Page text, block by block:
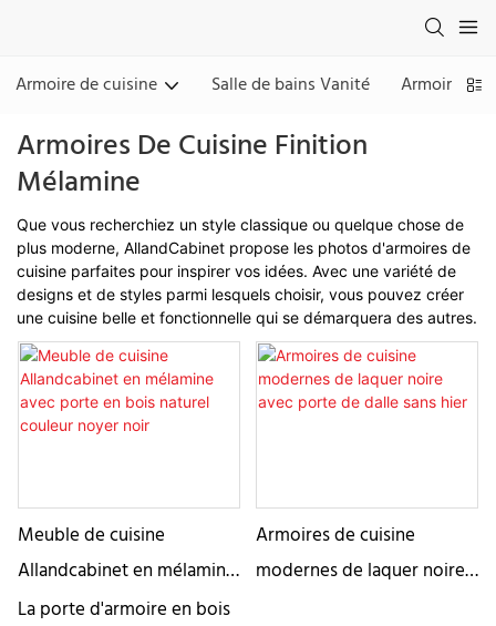
Armoire de cuisine Salle de bains Vanité Armoire &
Armoires De Cuisine Finition
Mélamine
Que vous recherchiez un style classique ou quelque chose de
plus moderne, AllandCabinet propose les photos d'armoires de
cuisine parfaites pour inspirer vos idées. Avec une variété de
designs et de styles parmi lesquels choisir, vous pouvez créer
une cuisine belle et fonctionnelle qui se démarquera des autres.
Meuble de cuisine
Allandcabinet en mélamine
avec porte en bois naturel
La porte d'armoire en bois
Armoires de cuisine
modernes de laquer noire